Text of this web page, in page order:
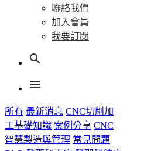
聯絡我們
加入會員
我要訂閱
search
menu
所有 最新消息 CNC切削加
工基礎知識 案例分享 CNC
智慧製造與管理 常見問題